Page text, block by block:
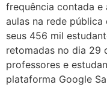
frequência contada
aulas na rede
seus 456 mil
retomadas no dia 29
professores e
plataforma Google